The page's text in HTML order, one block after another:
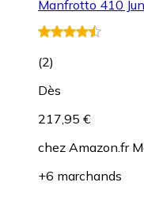
Manfrotto 410
(2)
Dès
217,95 €
chez Amazon.fr
+6 marchands